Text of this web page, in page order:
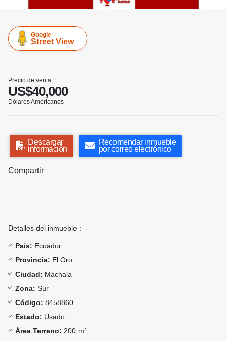
Google
Street View
Precio de venta
US$40,000
Dólares Americanos
Descargar
información
Recomendar inmueble
por correo electrónico
Compartir
Detalles del inmueble :
País: Ecuador
Provincia: El Oro
Ciudad: Machala
Zona: Sur
Código: 8458860
Estado: Usado
Área Terreno: 200 m²